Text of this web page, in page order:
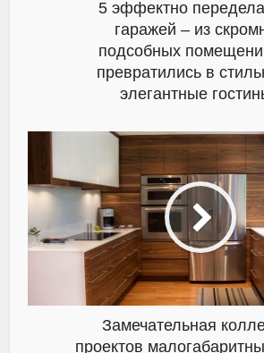
5 эффектно
гаражей – из
подсобных
превратились в
элегантные
Замечательная
проектов